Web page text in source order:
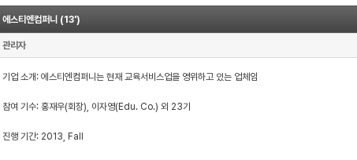
에스티엔컴퍼니 (13')
관리자
기업 소개: 에스티엔컴퍼니는 현재 교육서비스업을 영위하고 있는 업체임
참여 기수: 홍재우(회장), 이자영(Edu. Co.) 외 23기
진행 기간: 2013, Fall